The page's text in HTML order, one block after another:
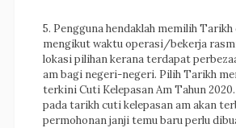
5. Pengguna hendaklah memilih
mengikut waktu operasi/bekerja
lokasi pilihan kerana terdapat
am bagi negeri-negeri. Pilih Tarikh
terkini Cuti Kelepasan Am Tahun 2020.
pada tarikh cuti kelepasan am akan
permohonan janji temu baru perlu